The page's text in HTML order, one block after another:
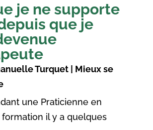
je ne supporte
que je
Turquet| Mieux se
une Praticienne en
il y a quelques